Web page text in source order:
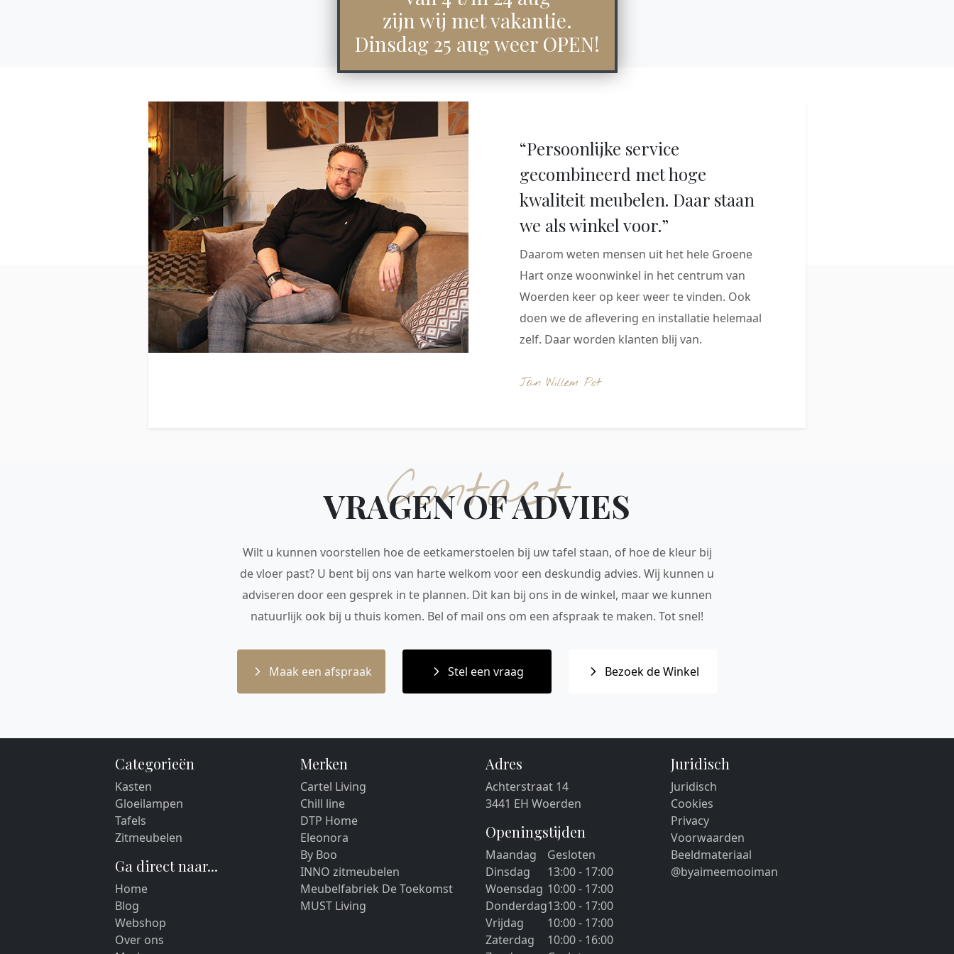
“Persoonlijke service
gecombineerd met hoge
kwaliteit meubelen. Daar staan
we als winkel voor.”
Daarom weten mensen uit het hele Groene
Hart onze woonwinkel in het centrum van
Woerden keer op keer weer te vinden. Ook
doen we de aflevering en installatie helemaal
zelf. Daar worden klanten blij van.
Jan Willem Pot
Contact
VRAGEN OF ADVIES
Wilt u kunnen voorstellen hoe de eetkamerstoelen bij uw tafel staan, of hoe de kleur bij
de vloer past? U bent bij ons van harte welkom voor een deskundig advies. Wij kunnen u
adviseren door een gesprek in te plannen. Dit kan bij ons in de winkel, maar we kunnen
natuurlijk ook bij u thuis komen. Bel of mail ons om een afspraak te maken. Tot snel!
Maak een afspraak Stel een vraag Bezoek de Winkel
Categorieën
Kasten
Gloeilampen
Tafels
Zitmeubelen
Ga direct naar...
Home
Blog
Webshop
Over ons
Merken
Cartel Living
Chill line
DTP Home
Eleonora
By Boo
INNO zitmeubelen
Meubelfabriek De Toekomst
MUST Living
Adres
Achterstraat 14
3441 EH Woerden
Openingstijden
Maandag
Gesloten
Dinsdag
13:00 - 17:00
Woensdag 10:00 - 17:00
Donderdag13:00 - 17:00
Vrijdag
10:00 - 17:00
Zaterdag
10:00 - 16:00
Juridisch
Juridisch
Cookies
Privacy
Voorwaarden
Beeldmateriaal
@byaimeemooiman
zijn wij met vakantie.
Dinsdag 25 aug weer OPEN!